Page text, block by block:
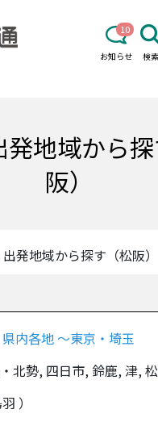
お知らせ
10
検索
発地域から
阪）
発地域から探す（松阪）
内各地 ～東京・埼玉
・北勢, 四日市, 鈴鹿, 津,
）